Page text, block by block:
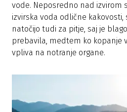
vode. Neposredno nad izvirom
izvirska voda odlične kakovosti,
natočijo tudi za pitje, saj je
prebavila, medtem ko kopanje
vpliva na notranje organe.